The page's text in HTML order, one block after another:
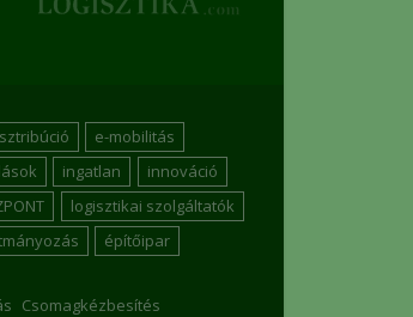
e-mobilitás
ingatlan
innováció
logisztikai szolgáltatók
építőipar
Csomagkézbesítés